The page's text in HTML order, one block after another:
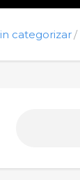
categorizar